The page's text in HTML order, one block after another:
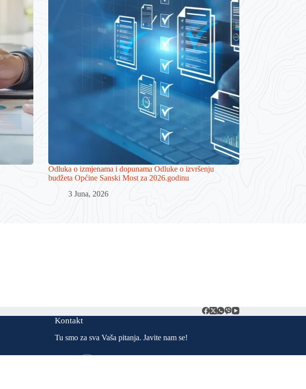
Odluka o izmjenama i dopunama Odluke o izvršenju
budžeta Općine Sanski Most za 2026.godinu
3 Juna, 2026
Kontakt
Tu smo za sva Vaša pitanja. Javite nam se!